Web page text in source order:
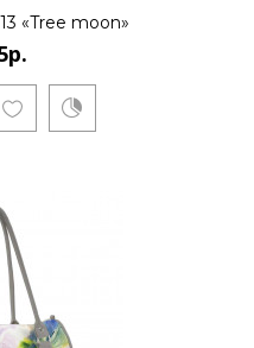
«Tree moon»